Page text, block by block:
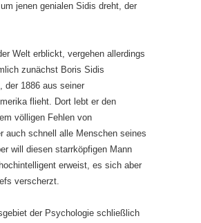
jenen genialen Sidis dreht, der
Welt erblickt, vergehen allerdings
zunächst Boris Sidis
der 1886 aus seiner
flieht. Dort lebt er den
völligen Fehlen von
auch schnell alle Menschen seines
will diesen starrköpfigen Mann
erweist, es sich aber
verscherzt.
der Psychologie schließlich